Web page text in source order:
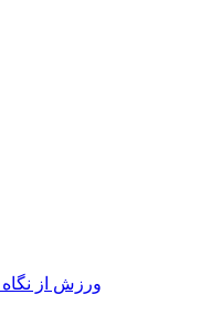
ورزش از نگاه